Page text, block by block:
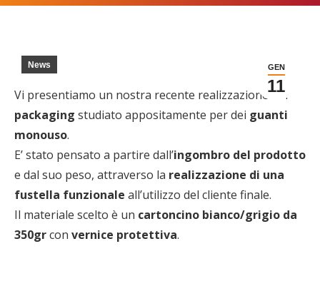
GEN
11
News
Vi presentiamo un nostra recente realizzazione: un
packaging studiato appositamente per dei guanti
monouso.
E’ stato pensato a partire dall’ingombro del prodotto
e dal suo peso, attraverso la realizzazione di una
fustella funzionale all’utilizzo del cliente finale.
Il materiale scelto è un cartoncino bianco/grigio da
350grcon vernice protettiva.